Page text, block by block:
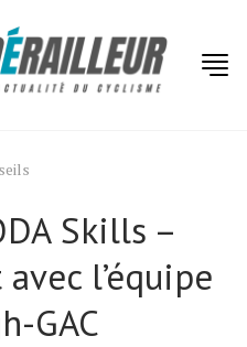
Skills –
l’équipe
GAC